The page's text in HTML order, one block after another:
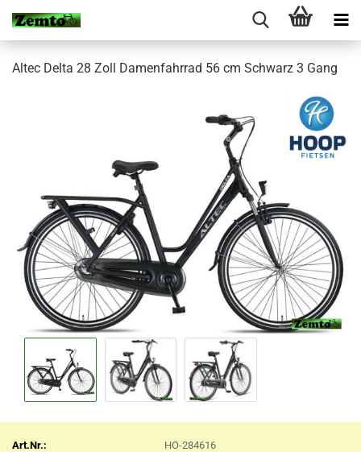
Altec Delta 28 Zoll Damenfahrrad 56 cm Schwarz 3 Gang
Art.Nr.:
HO-284616